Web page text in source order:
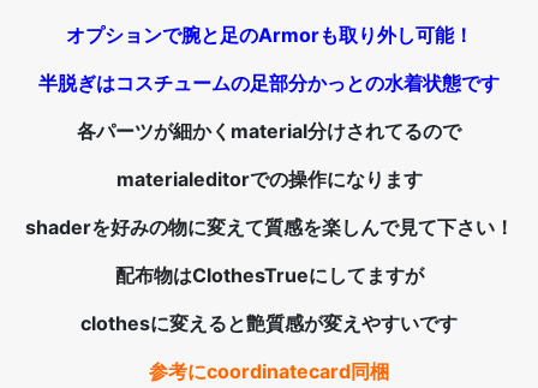
オプションで腕と足のArmorも取り外し可能！
半脱ぎはコスチュームの足部分かっとの水着状態です
各パーツが細かくmaterial分けされてるので
materialeditorでの操作になります
shaderを好みの物に変えて質感を楽しんで見て下さい！
配布物はClothesTrueにしてますが
clothesに変えると艶質感が変えやすいです
参考にcoordinatecard同梱